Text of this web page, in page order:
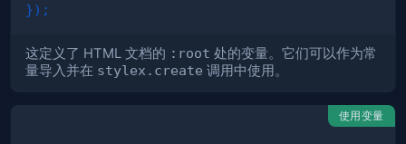
}) ;
这定义了 HTML 文档的 :root 处的变量。它们可以作为常
量导入并在 stylex.create 调用中使用。
使用变量